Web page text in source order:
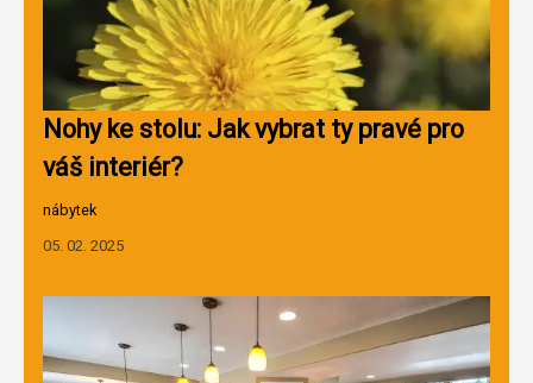
Nohy ke stolu: Jak vybrat ty pravé pro
váš interiér?
nábytek
05. 02. 2025